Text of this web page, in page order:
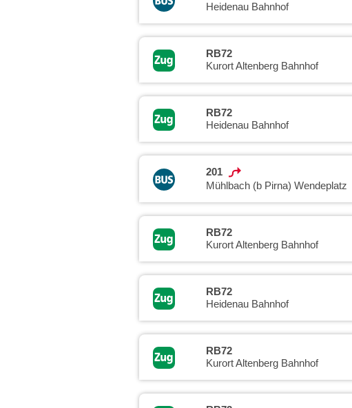
Heidenau Bahnhof
RB72
Kurort Altenberg Bahnhof
RB72
Heidenau Bahnhof
201
Mühlbach (b Pirna) Wendeplatz
RB72
Kurort Altenberg Bahnhof
RB72
Heidenau Bahnhof
RB72
Kurort Altenberg Bahnhof